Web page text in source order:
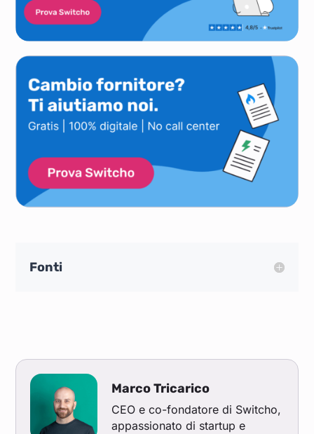
Fonti
Marco Tricarico
CEO e co-fondatore di Switcho,
appassionato di startup e